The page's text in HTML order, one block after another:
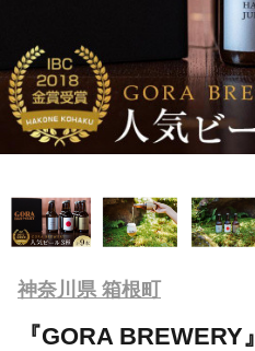
神奈川県 箱根町
『GORA